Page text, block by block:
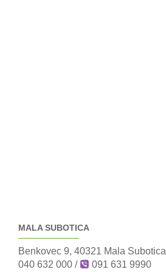
MALA SUBOTICA
Benkovec 9, 40321 Mala Subotica
040 632 000 /
091 631 9990